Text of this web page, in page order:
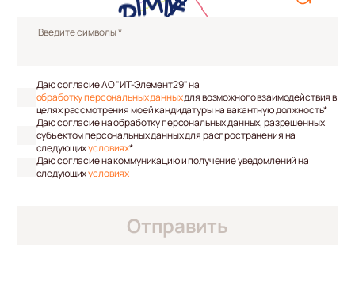
Введите символы *
Даю согласие АО "ИТ-Элемент29" на
обработку персональных данныхдля возможного взаимодействия в
целях рассмотрения моей кандидатуры на вакантную должность*
Даю согласие на обработку персональных данных, разрешенных
субъектом персональных данных для распространения на
следующихусловиях*
Даю согласие на коммуникацию и получение уведомлений на
следующихусловиях